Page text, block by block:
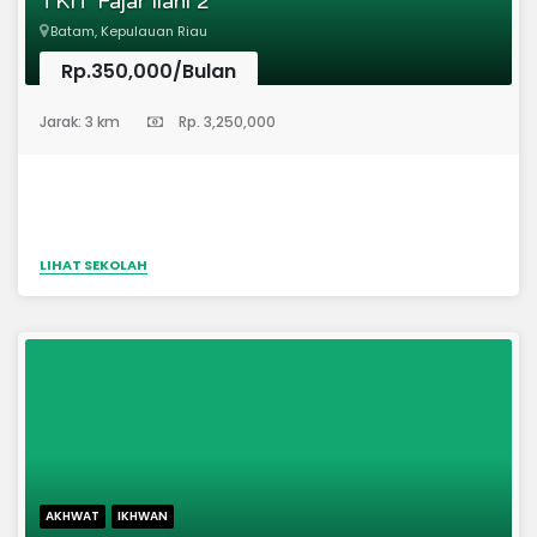
Batam, Kepulauan Riau
Rp.350,000/Bulan
Jarak: 3 km Rp. 3,250,000
LIHAT SEKOLAH
AKHWAT IKHWAN